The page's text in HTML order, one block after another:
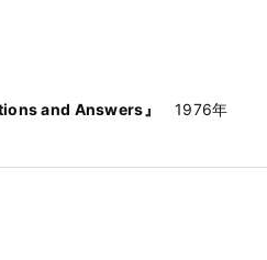
and Answers』
1976年